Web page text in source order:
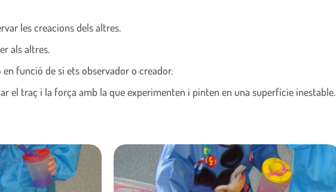
les creacions dels altres.
als altres.
funció de si ets observador o creador.
el traç i la força amb la que experimenten i pinten en una superfície inestable.